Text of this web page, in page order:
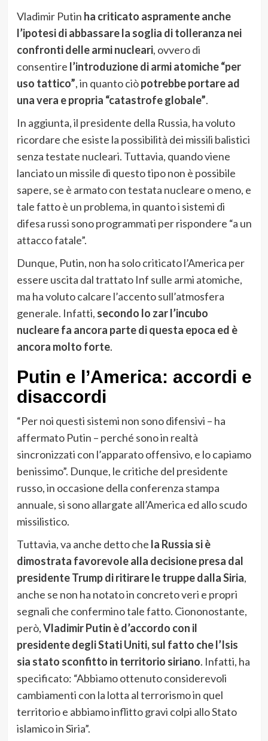
Vladimir Putin ha criticato aspramente anche
l’ipotesi di abbassare la soglia di tolleranza nei
confronti delle armi nucleari, ovvero di
consentire l’introduzione di armi atomiche “per
uso tattico”, in quanto ciòpotrebbe portare ad
una vera e propria “catastrofe globale”.
In aggiunta, il presidente della Russia, ha voluto
ricordare che esiste la possibilità dei missili balistici
senza testate nucleari. Tuttavia, quando viene
lanciato un missile di questo tipo non è possibile
sapere, se è armato con testata nucleare o meno, e
tale fatto è un problema, in quanto i sistemi di
difesa russi sono programmati per rispondere “a un
attacco fatale”.
Dunque, Putin, non ha solo criticato l’America per
essere uscita dal trattato Inf sulle armi atomiche,
ma ha voluto calcare l’accento sull’atmosfera
generale. Infatti, secondo lo zar l’incubo
nucleare fa ancora parte di questa epoca ed è
ancora molto forte.
Putin e l’America: accordi e
disaccordi
“Per noi questi sistemi non sono difensivi – ha
affermato Putin – perché sono in realtà
sincronizzati con l’apparato offensivo, e lo capiamo
benissimo”. Dunque, le critiche del presidente
russo, in occasione della conferenza stampa
annuale, si sono allargate all’America ed allo scudo
missilistico.
Tuttavia, va anche detto che la Russia si è
dimostrata favorevole alla decisione presa dal
presidente Trump di ritirare le truppe dalla Siria,
anche se non ha notato in concreto veri e propri
segnali che confermino tale fatto. Ciononostante,
però,Vladimir Putin è d’accordo con il
presidente degli Stati Uniti, sul fatto che l’Isis
sia stato sconfitto in territorio siriano. Infatti, ha
specificato: “Abbiamo ottenuto considerevoli
cambiamenti con la lotta al terrorismo in quel
territorio e abbiamo inflitto gravi colpi allo Stato
islamico in Siria”.